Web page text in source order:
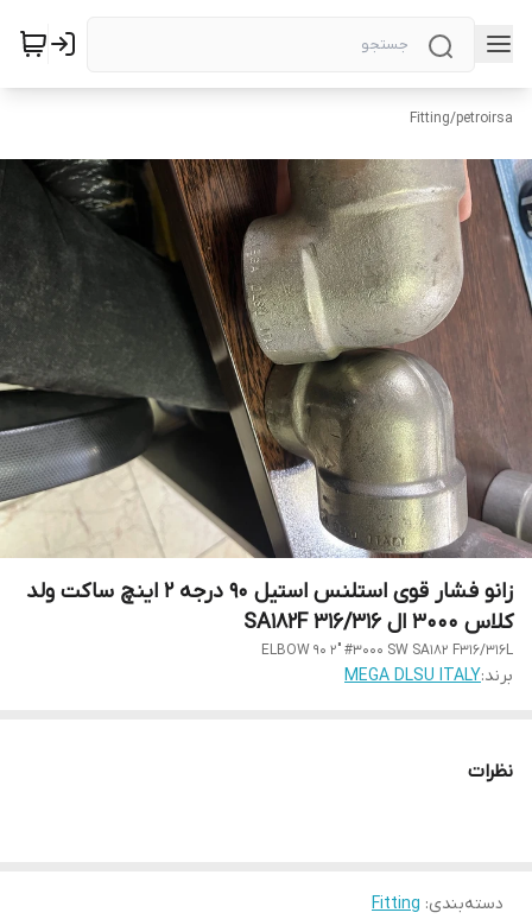
petroirsa
/
Fitting
زانو فشار قوی استلنس استیل 90 درجه 2 اینچ ساکت ولد
کلاس 3000 ال 316/316 SA182F
ELBOW 90 2" #3000 SW SA182 F316/316L
برند:MEGA DLSU ITALY
نظرات
دسته‌بندی:
Fitting